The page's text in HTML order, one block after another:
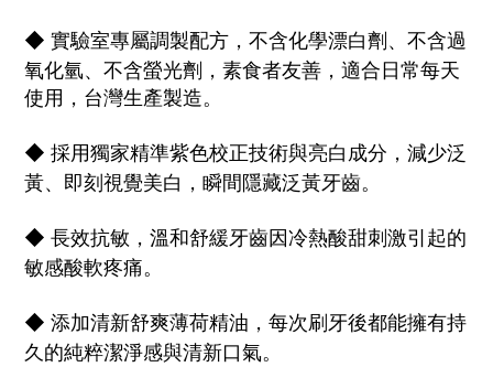
◆ 實驗室專屬調製配方，不含化學漂白劑、不含過
氧化氫、不含螢光劑，素食者友善，適合日常每天
使用，台灣生產製造。
◆ 採用獨家精準紫色校正技術與亮白成分，減少泛
黃、即刻視覺美白， 瞬間隱藏泛黃牙齒。
◆ 長效抗敏，溫和舒緩牙齒因冷熱酸甜刺激引起的
敏感酸軟疼痛。
◆ 添加清新舒爽薄荷精油，每次刷牙後都能擁有持
久的純粹潔淨感與清新口氣。